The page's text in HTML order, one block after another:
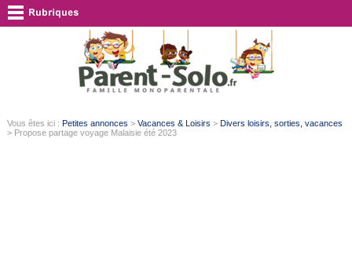
Vous êtes ici : Petites annonces > Vacances & Loisirs > Divers loisirs, sorties, vacances
> Propose partage voyage Malaisie été 2023